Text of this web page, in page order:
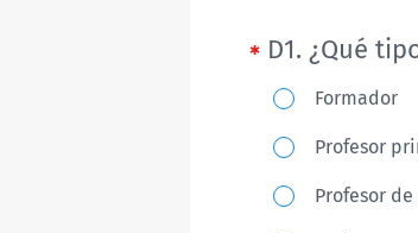
D1. ¿Qué
D1.
¿Qué
tipo
de
Formador
Profesor
Profesor